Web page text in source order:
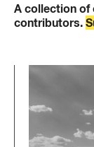
A collection of
contributors.